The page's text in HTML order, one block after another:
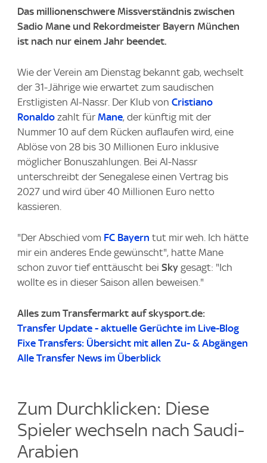
Das millionenschwere Missverständnis zwischen
Sadio Mane und Rekordmeister Bayern München
ist nach nur einem Jahr beendet.
Wie der Verein am Dienstag bekannt gab, wechselt
der 31-Jährige wie erwartet zum saudischen
Erstligisten Al-Nassr. Der Klub von Cristiano
Ronaldo zahlt für Mane, der künftig mit der
Nummer 10 auf dem Rücken auflaufen wird, eine
Ablöse von 28 bis 30 Millionen Euro inklusive
möglicher Bonuszahlungen. Bei Al-Nassr
unterschreibt der Senegalese einen Vertrag bis
2027 und wird über 40 Millionen Euro netto
kassieren.
"Der Abschied vom FC Bayern tut mir weh. Ich hätte
mir ein anderes Ende gewünscht", hatte Mane
schon zuvor tief enttäuscht bei Sky gesagt: "Ich
wollte es in dieser Saison allen beweisen."
Alles zum Transfermarkt auf skysport.de:
Transfer Update - aktuelle Gerüchte im Live-Blog
Fixe Transfers: Übersicht mit allen Zu- & Abgängen
Alle Transfer News im Überblick
Zum Durchklicken: Diese
Spieler wechseln nach Saudi-
Arabien